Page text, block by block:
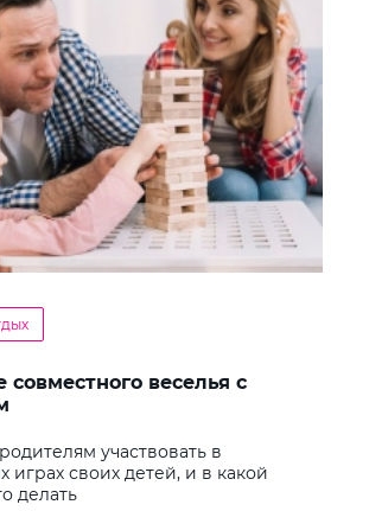
совместного веселья с
участвовать в
играх своих детей, и в какой
делать